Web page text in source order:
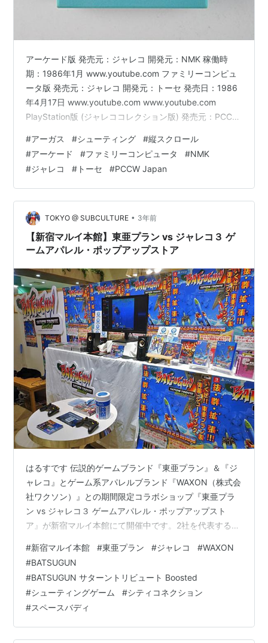
アーケード版 発売元：ジャレコ 開発元：NMK 稼働時
期：1986年1月 www.youtube.com ファミリーコンピュ
ータ版 発売元：ジャレコ 開発元：トーセ 発売日：1986
年4月17日 www.youtube.com www.youtube.com
PlayStation版 (ジャレココレクション版) 発売元：PCCW
www.youtube.com amazon アーガス 任天堂 Amazon
#アーガス #シューティング #縦スクロール
#アーケード #ファミリーコンピュータ #NMK
#ジャレコ # トーセ #PCCW Japan
TOKYO @ SUBCULTURE • 3年前
【新宿マルイ本館】東亜プラン vs ジャレコ３ ゲ
ームアパレル・ポップアップストア
はるすです 伝説的ゲームブランド『東亜プラン』＆『ジ
ャレコ』とゲーム系アパレルブランド『WAXON（株式会
社ワクソン）』との期間限定コラボショップ『東亜プラ
ン vs ジャレコ３ ゲームアパレル・ポップアップスト
ア』が新宿マルイ本館にて開催中です。2社を代表するゲ
りオールドゲーマー歓喜のポップアップストアです。来
店時にポストカードがもらえます。また『TATSUJIN』
『シティコネクション』から5月25日（木）に『東亜プ
ラン』最後の名作シューティングゲーム『BATSUGUN』
が新要素を追加して『BATSUGUN サターントリビュート
Booste…
#新宿マルイ本館 #東亜プラン #ジャレコ #WAXON
#BATSUGUN
#BATSUGUN サターントリビュート Boosted
#シューティングゲーム #シティコネクション
#スペースバディ